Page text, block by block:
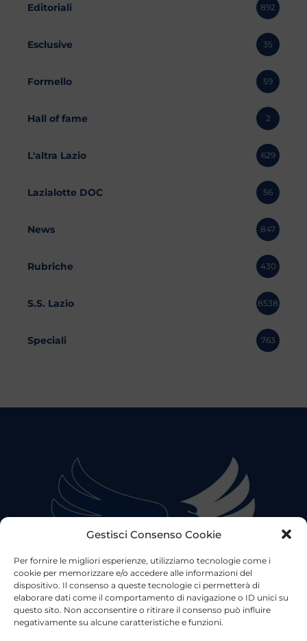
Gestisci Consenso Cookie
Per fornire le migliori esperienze, utilizziamo tecnologie come i
cookie per memorizzare e/o accedere alle informazioni del
dispositivo. Il consenso a queste tecnologie ci permetterà di
elaborare dati come il comportamento di navigazione o ID unici su
questo sito. Non acconsentire o ritirare il consenso può influire
negativamente su alcune caratteristiche e funzioni.
Editoriali 892
Esclusive 35
Formello 59
Hall of fame 2
L'altra Lazio 629
Lazialotte DOC 56
News 847
Rubriche 430
S.S. Lazio 8538
Speciali 763
©2023 Tutti i diritti riservatiLazio Live TV